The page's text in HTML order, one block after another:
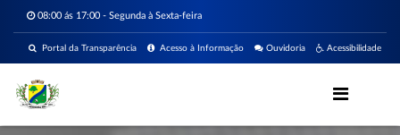
08:00 ás 17:00 - Segunda à Sexta-feira
Acessibilidade
Ouvidoria
Acesso à Informação
Portal da Transparência